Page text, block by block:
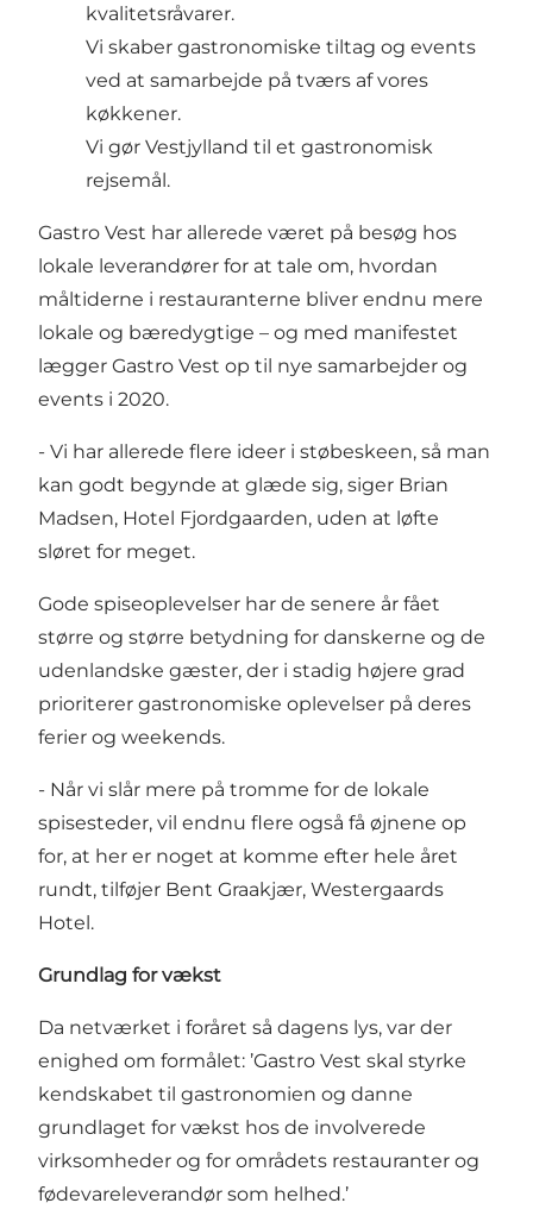
kvalitetsråvarer.
Vi skaber gastronomiske tiltag og events
ved at samarbejde på tværs af vores
køkkener.
Vi gør Vestjylland til et gastronomisk
rejsemål.
Gastro Vest har allerede været på besøg hos
lokale leverandører for at tale om, hvordan
måltiderne i restauranterne bliver endnu mere
lokale og bæredygtige – og med manifestet
lægger Gastro Vest op til nye samarbejder og
events i 2020.
- Vi har allerede flere ideer i støbeskeen, så man
kan godt begynde at glæde sig, siger Brian
Madsen, Hotel Fjordgaarden, uden at løfte
sløret for meget.
Gode spiseoplevelser har de senere år fået
større og større betydning for danskerne og de
udenlandske gæster, der i stadig højere grad
prioriterer gastronomiske oplevelser på deres
ferier og weekends.
- Når vi slår mere på tromme for de lokale
spisesteder, vil endnu flere også få øjnene op
for, at her er noget at komme efter hele året
rundt, tilføjer Bent Graakjær, Westergaards
Hotel.
Grundlag for vækst
Da netværket i foråret så dagens lys, var der
enighed om formålet: ’Gastro Vest skal styrke
kendskabet til gastronomien og danne
grundlaget for vækst hos de involverede
virksomheder og for områdets restauranter og
fødevareleverandør som helhed.’